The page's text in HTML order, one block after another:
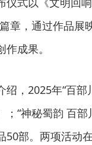
章，通过作品展
成果。
绍，2025年“百
；“神秘蜀韵 百
50部。两项活动